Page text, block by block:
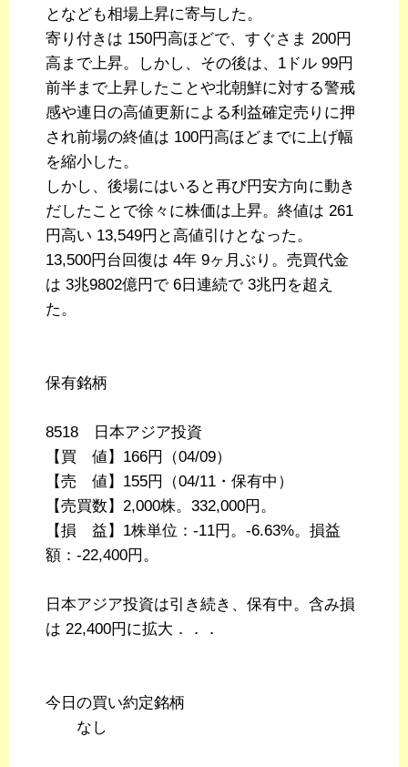
となども相場上昇に寄与した。
寄り付きは 150円高ほどで、すぐさま 200円
高まで上昇。しかし、その後は、1ドル 99円
前半まで上昇したことや北朝鮮に対する警戒
感や連日の高値更新による利益確定売りに押
され前場の終値は 100円高ほどまでに上げ幅
を縮小した。
しかし、後場にはいると再び円安方向に動き
だしたことで徐々に株価は上昇。終値は 261
円高い 13,549円と高値引けとなった。
13,500円台回復は 4年 9ヶ月ぶり。売買代金
は 3兆9802億円で 6日連続で 3兆円を超え
た。
保有銘柄
8518 日本アジア投資
【買 値】166円（04/09）
【売 値】155円（04/11・保有中）
【売買数】2,000株。332,000円。
【損 益】1株単位：-11円。-6.63%。損益
額：-22,400円。
日本アジア投資は引き続き、保有中。含み損
は 22,400円に拡大．．．
今日の買い約定銘柄
なし